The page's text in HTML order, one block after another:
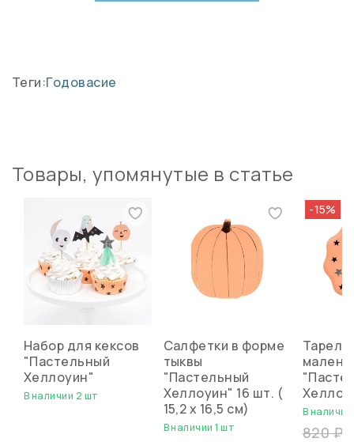
Теги:Годовасие
Товары, упомянутые в статье
Набор для кексов
"Пастельный
Хеллоуин"
В наличии 2 шт
Салфетки в форме
тыквы
"Пастельный
Хеллоуин" 16 шт. (
15,2 х 16,5 см)
В наличии 1 шт
-15%
В наличии
820 ₽